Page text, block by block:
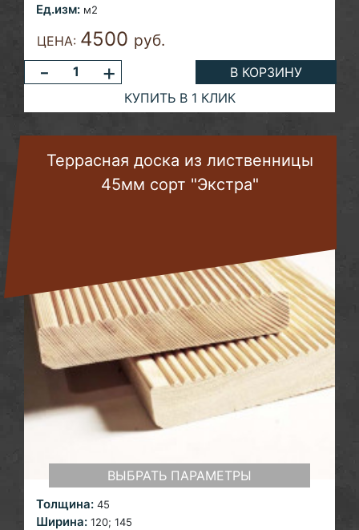
Ед.изм: м2
ЦЕНА: 4500 руб.
- +
В КОРЗИНУ
КУПИТЬ В 1 КЛИК
Террасная доска из лиственницы
45мм сорт "Экстра"
ВЫБРАТЬ ПАРАМЕТРЫ
Толщина: 45
Ширина: 120; 145